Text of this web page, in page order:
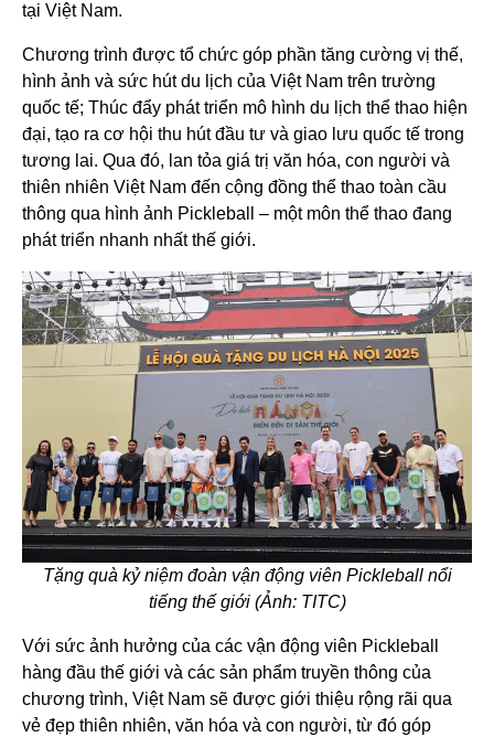
tại Việt Nam.
Chương trình được tổ chức góp phần tăng cường vị thế,
hình ảnh và sức hút du lịch của Việt Nam trên trường
quốc tế; Thúc đẩy phát triển mô hình du lịch thể thao hiện
đại, tạo ra cơ hội thu hút đầu tư và giao lưu quốc tế trong
tương lai. Qua đó, lan tỏa giá trị văn hóa, con người và
thiên nhiên Việt Nam đến cộng đồng thể thao toàn cầu
thông qua hình ảnh Pickleball – một môn thể thao đang
phát triển nhanh nhất thế giới.
Tặng quà kỷ niệm đoàn vận động viên Pickleball nổi
tiếng thế giới (Ảnh: TITC)
Với sức ảnh hưởng của các vận động viên Pickleball
hàng đầu thế giới và các sản phẩm truyền thông của
chương trình, Việt Nam sẽ được giới thiệu rộng rãi qua
vẻ đẹp thiên nhiên, văn hóa và con người, từ đó góp